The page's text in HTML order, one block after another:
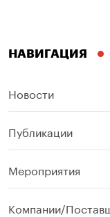
НАВИГАЦИЯ
Новости
Публикации
Мероприятия
Компании/